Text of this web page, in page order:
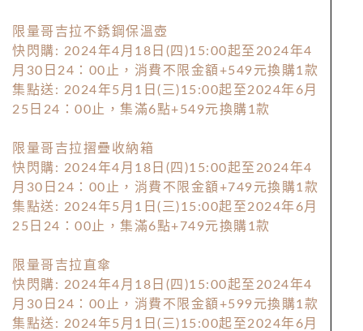
限量哥吉拉不銹鋼保溫壺
快閃購: 2024年4月18日(四)15:00起至2024年4
月30日24：00止，消費不限金額+549元換購1款
集點送: 2024年5月1日(三)15:00起至2024年6月
25日24：00止，集滿6點+549元換購1款
限量哥吉拉摺疊收納箱
快閃購: 2024年4月18日(四)15:00起至2024年4
月30日24：00止，消費不限金額+749元換購1款
集點送: 2024年5月1日(三)15:00起至2024年6月
25日24：00止，集滿6點+749元換購1款
限量哥吉拉直傘
快閃購: 2024年4月18日(四)15:00起至2024年4
月30日24：00止，消費不限金額+599元換購1款
集點送: 2024年5月1日(三)15:00起至2024年6月